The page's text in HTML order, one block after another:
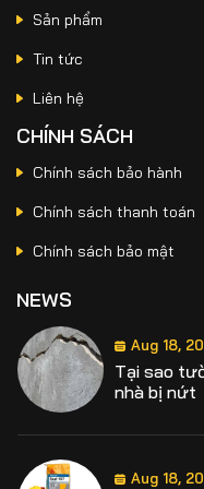
Sản phẩm
Tin tức
Liên hệ
CHÍNH SÁCH
Chính sách bảo hành
Chính sách thanh toán
Chính sách bảo mật
NEWS
Trong
Jun 15,
Chống
Bằng
Aug 18,
Tại sao
nhà bị nứt
Aug 18,